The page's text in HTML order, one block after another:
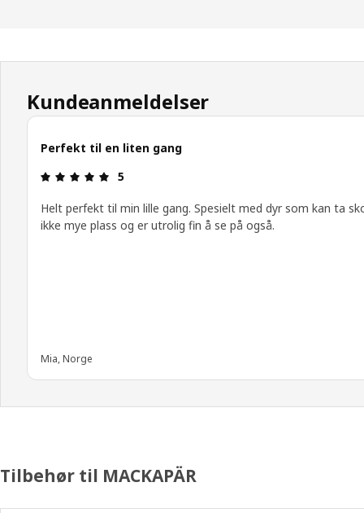
Kundeanmeldelser
Perfekt til en liten gang
Produktomtale: 5 ingen kundevurdering 5
5
Helt perfekt til min lille gang. Spesielt med dyr som kan ta
ikke mye plass og er utrolig fin å se på også.
Mia, Norge
Tilbehør til MACKAPÄR